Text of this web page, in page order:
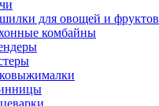
для овощей и фруктов
комбайны